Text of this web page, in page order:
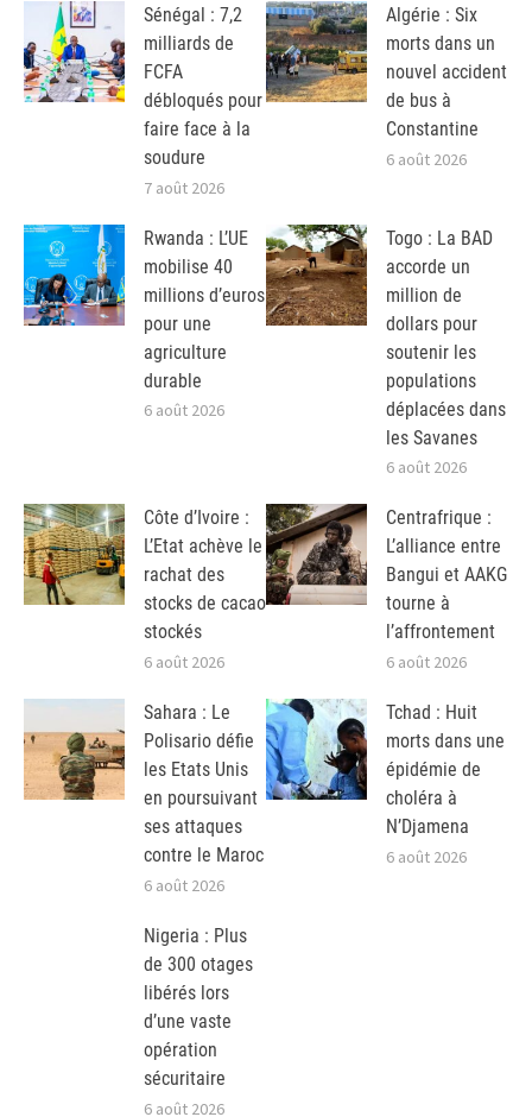
Sénégal : 7,2
milliards de
FCFA
débloqués pour
faire face à la
soudure
7 août 2026
Algérie : Six
morts dans un
nouvel accident
de bus à
Constantine
6 août 2026
Rwanda : L’UE
mobilise 40
millions d’euros
pour une
agriculture
durable
6 août 2026
Togo : La BAD
accorde un
million de
dollars pour
soutenir les
populations
déplacées dans
les Savanes
6 août 2026
Côte d’Ivoire :
L’Etat achève le
rachat des
stocks de cacao
stockés
6 août 2026
Centrafrique :
L’alliance entre
Bangui et AAKG
tourne à
l’affrontement
6 août 2026
Sahara : Le
Polisario défie
les Etats Unis
en poursuivant
ses attaques
contre le Maroc
6 août 2026
Tchad : Huit
morts dans une
épidémie de
choléra à
N’Djamena
6 août 2026
Nigeria : Plus
de 300 otages
libérés lors
d’une vaste
opération
sécuritaire
6 août 2026